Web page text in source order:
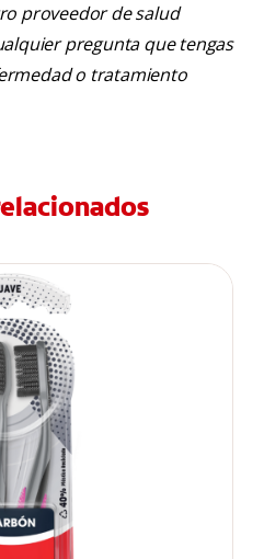
proveedor de salud
pregunta que tengas
o tratamiento